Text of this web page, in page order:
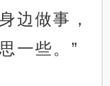
边做事，
一些。”